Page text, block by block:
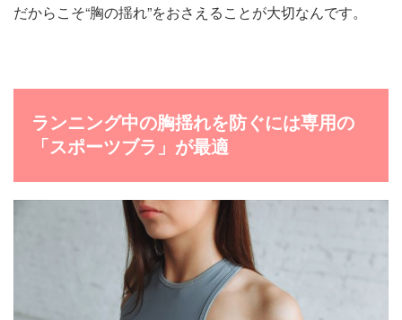
だからこそ“胸の揺れ”をおさえることが大切なんです。
ランニング中の胸揺れを防ぐには専用の
「スポーツブラ」が最適